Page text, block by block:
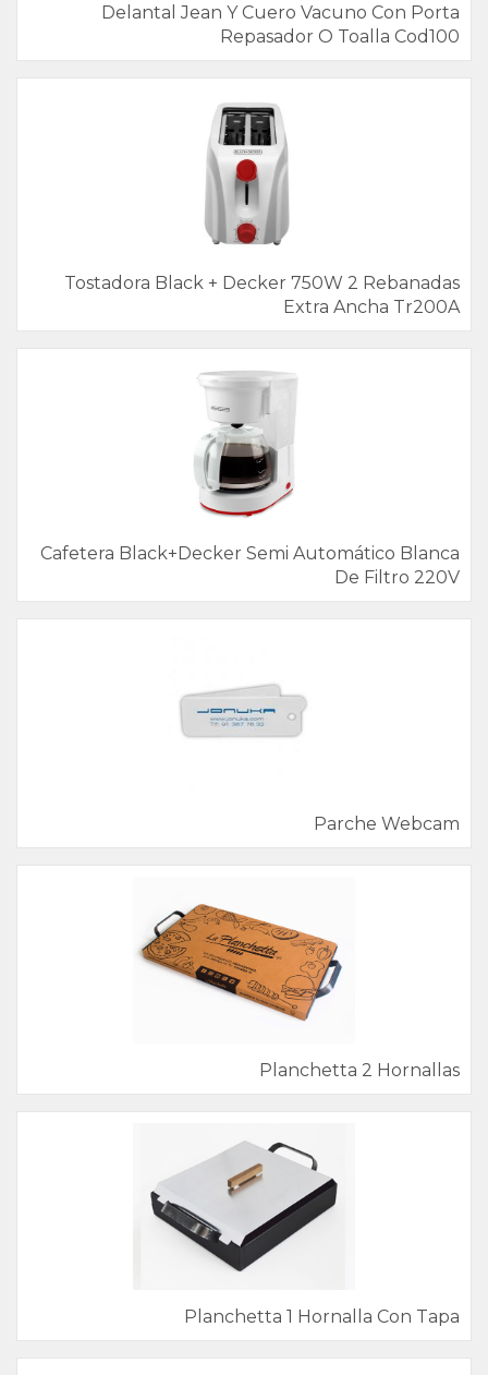
Delantal Jean Y Cuero Vacuno Con Porta
Repasador O Toalla Cod100
Tostadora Black + Decker 750W 2 Rebanadas
Extra Ancha Tr200A
Cafetera Black+Decker Semi Automático Blanca
De Filtro 220V
Parche Webcam
Planchetta 2 Hornallas
Planchetta 1 Hornalla Con Tapa